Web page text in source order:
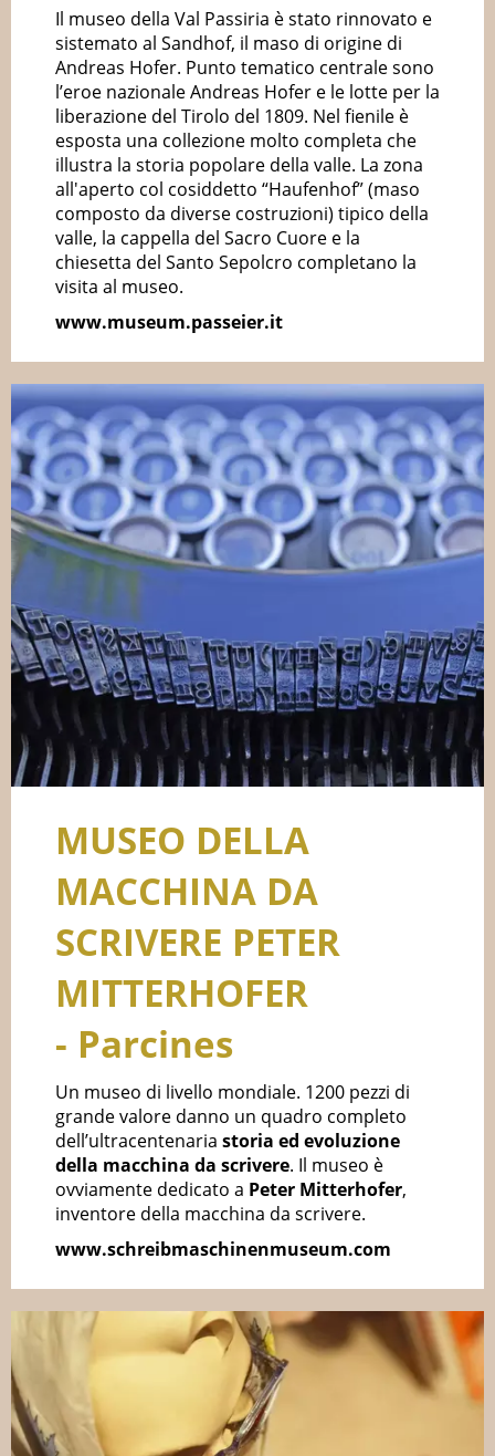
Il museo della Val Passiria è stato rinnovato e
sistemato al Sandhof, il maso di origine di
Andreas Hofer. Punto tematico centrale sono
l’eroe nazionale Andreas Hofer e le lotte per la
liberazione del Tirolo del 1809. Nel fienile è
esposta una collezione molto completa che
illustra la storia popolare della valle. La zona
all'aperto col cosiddetto “Haufenhof” (maso
composto da diverse costruzioni) tipico della
valle, la cappella del Sacro Cuore e la
chiesetta del Santo Sepolcro completano la
visita al museo.
www.museum.passeier.it
MUSEO DELLA
MACCHINA DA
SCRIVERE PETER
MITTERHOFER
- Parcines
Un museo di livello mondiale. 1200 pezzi di
grande valore danno un quadro completo
dell’ultracentenaria storia ed evoluzione
della macchina da scrivere. Il museo è
ovviamente dedicato a Peter Mitterhofer,
inventore della macchina da scrivere.
www.schreibmaschinenmuseum.com